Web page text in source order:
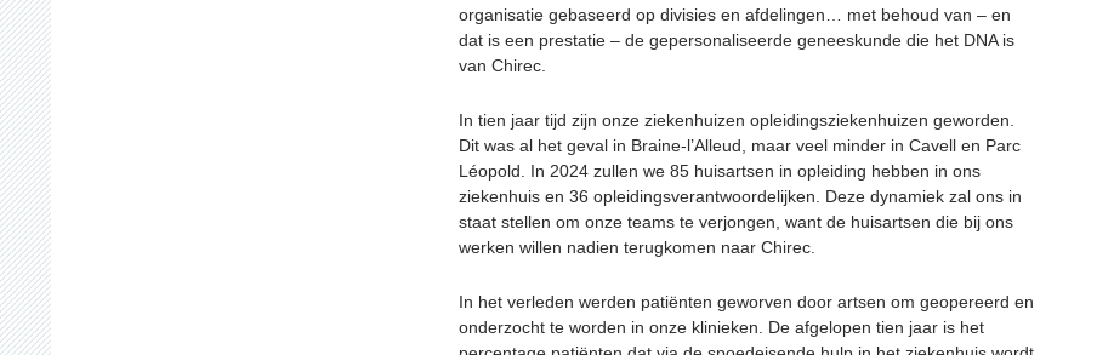
organisatie gebaseerd op divisies en afdelingen… met behoud van – en
dat is een prestatie – de gepersonaliseerde geneeskunde die het DNA is
van Chirec.
In tien jaar tijd zijn onze ziekenhuizen opleidingsziekenhuizen geworden.
Dit was al het geval in Braine-l’Alleud, maar veel minder in Cavell en Parc
Léopold. In 2024 zullen we 85 huisartsen in opleiding hebben in ons
ziekenhuis en 36 opleidingsverantwoordelijken. Deze dynamiek zal ons in
staat stellen om onze teams te verjongen, want de huisartsen die bij ons
werken willen nadien terugkomen naar Chirec.
In het verleden werden patiënten geworven door artsen om geopereerd en
onderzocht te worden in onze klinieken. De afgelopen tien jaar is het